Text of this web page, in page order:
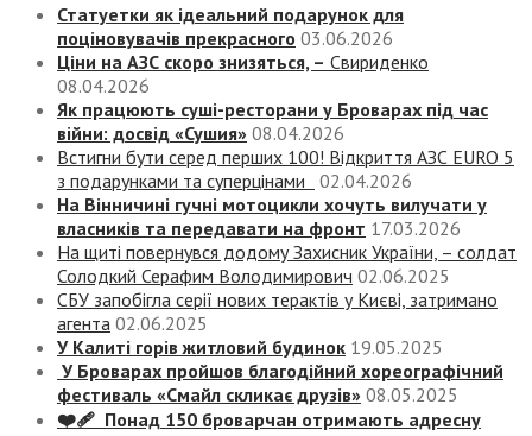
Статуетки як ідеальний подарунок для
поціновувачів прекрасного 03.06.2026
Ціни на АЗС скоро знизяться, – Свириденко
08.04.2026
Як працюють суші-ресторани у Броварах під час
війни: досвід «Сушия» 08.04.2026
Встигни бути серед перших 100! Відкриття АЗС EURO 5
з подарунками та суперцінами
02.04.2026
На Вінничині гучні мотоцикли хочуть вилучати у
власників та передавати на фронт 17.03.2026
На щиті повернувся додому Захисник України, – солдат
Солодкий Серафим Володимирович 02.06.2025
СБУ запобігла серії нових терактів у Києві, затримано
агента 02.06.2025
У Калиті горів житловий будинок 19.05.2025
У Броварах пройшов благодійний хореографічний
фестиваль «Смайл скликає друзів» 08.05.2025
❤️‍🩹 Понад 150 броварчан отримають адресну